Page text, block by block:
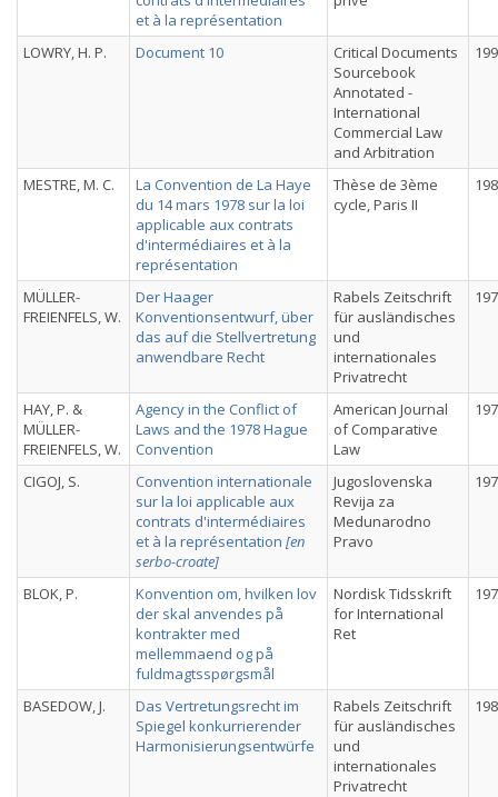
et à la représentation
LOWRY, H. P. Document 10
Critical Documents
Sourcebook
Annotated -
International
Commercial Law
and Arbitration
MESTRE, M. C.
La Convention de La Haye
du 14 mars 1978 sur la loi
applicable aux contrats
d'intermédiaires et à la
représentation
Thèse de 3ème
cycle, Paris II
MÜLLER-
FREIENFELS, W.
Der Haager
Konventionsentwurf, über
das auf die Stellvertretung
anwendbare Recht
Rabels Zeitschrift
für ausländisches
und
internationales
Privatrecht
HAY, P. &
MÜLLER-
FREIENFELS, W.
Agency in the Conflict of
Laws and the 1978 Hague
Convention
American Journal
of Comparative
Law
CIGOJ, S.
Convention internationale
sur la loi applicable aux
contrats d'intermédiaires
et à la représentation [en
serbo-croate]
Jugoslovenska
Revija za
Medunarodno
Pravo
BLOK, P.
Konvention om, hvilken lov
der skal anvendes på
kontrakter med
mellemmaend og på
fuldmagtsspørgsmål
Nordisk Tidsskrift
for International
Ret
BASEDOW, J.
Das Vertretungsrecht im
Spiegel konkurrierender
Harmonisierungsentwürfe
Rabels Zeitschrift
für ausländisches
und
internationales
Privatrecht